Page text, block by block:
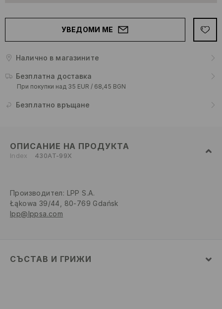
УВЕДОМИ МЕ
Налично в магазините
Безплатна доставка
При покупки над 35 EUR / 68,45 BGN
Безплатно връщане
ОПИСАНИЕ НА ПРОДУКТА
Index 430AT-99X
Производител: LPP S.A.
Łąkowa 39/44, 80-769 Gdańsk
lpp@lppsa.com
СЪСТАВ И ГРИЖИ